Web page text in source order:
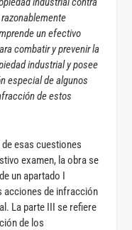
un efectivo
combatir y prevenir la
industrial y posee
especial de algunos
de estos
esas cuestiones
examen, la obra se
un apartado I
acciones de infracción
La parte III se refiere
de los